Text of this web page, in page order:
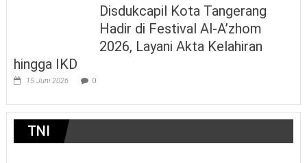
Disdukcapil Kota Tangerang
Hadir di Festival Al-A’zhom
2026, Layani Akta Kelahiran
hingga IKD
15 Juni 2026 0
TNI